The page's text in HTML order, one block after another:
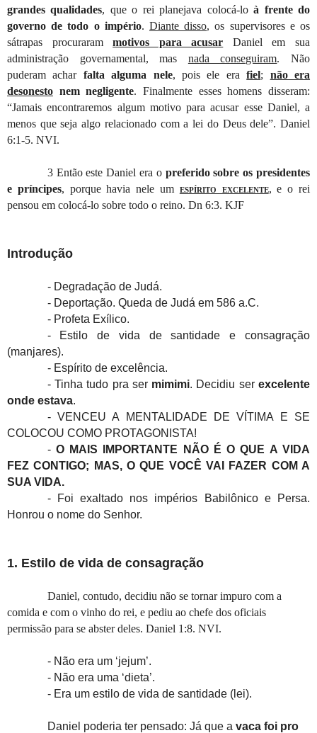
grandes qualidades, que o rei planejava colocá-loà frente do
governo de todo o império.Diante disso, os supervisores e os
sátrapas procurarammotivos para acusar Daniel em sua
administração governamental, mas nada conseguiram. Não
puderam achar falta alguma nele, pois ele erafiel; não era
desonesto nem negligente. Finalmente esses homens disseram:
“Jamais encontraremos algum motivo para acusar esse Daniel, a
menos que seja algo relacionado com a lei do Deus dele”. Daniel
6:1-5. NVI.
3 Então este Daniel era o preferido sobre os presidentes
e príncipes, porque havia nele um espírito excelente, e o rei
pensou em colocá-lo sobre todo o reino. Dn 6:3. KJF
Introdução
- Degradação de Judá.
- Deportação. Queda de Judá em 586 a.C.
- Profeta Exílico.
- Estilo de vida de santidade e consagração
(manjares).
- Espírito de excelência.
- Tinha tudo pra ser mimimi. Decidiu serexcelente
onde estava.
-VENCEU A MENTALIDADE DE VÍTIMA E SE
COLOCOU COMO PROTAGONISTA!
- O MAIS IMPORTANTE NÃO É O QUE A VIDA
FEZ CONTIGO; MAS, O QUE VOCÊ VAI FAZER COM A
SUA VIDA.
- Foi exaltado nos impérios Babilônico e Persa.
Honrou o nome do Senhor.
1. Estilo de vida de consagração
Daniel, contudo, decidiu não se tornar impuro com a
comida e com o vinho do rei, e pediu ao chefe dos oficiais
permissão para se abster deles. Daniel 1:8. NVI.
- Não era um ‘jejum’.
- Não era uma ‘dieta’.
- Era um estilo de vida de santidade (lei).
Daniel poderia ter pensado: Já que a vaca foi pro